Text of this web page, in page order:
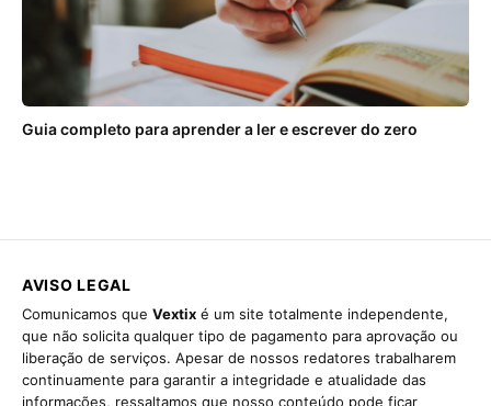
Guia completo para aprender a ler e escrever do zero
AVISO LEGAL
Comunicamos que Vextix é um site totalmente independente,
que não solicita qualquer tipo de pagamento para aprovação ou
liberação de serviços. Apesar de nossos redatores trabalharem
continuamente para garantir a integridade e atualidade das
informações, ressaltamos que nosso conteúdo pode ficar